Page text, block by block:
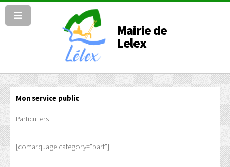
Mairie de
Lelex
Mon service public
Particuliers
[comarquage category="part"]